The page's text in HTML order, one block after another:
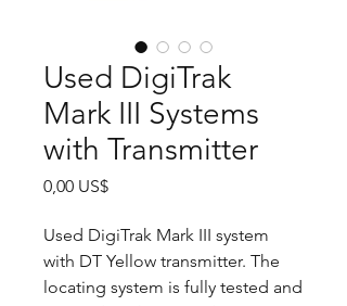
Used DigiTrak
Mark III Systems
with Transmitter
0,00 US$Precio
Used DigiTrak Mark III system
with DT Yellow transmitter. The
locating system is fully tested and